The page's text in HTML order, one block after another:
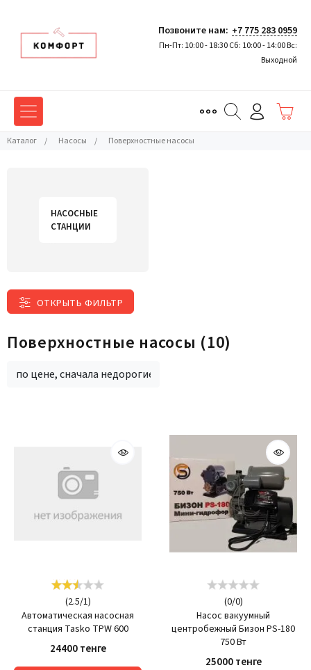
Позвоните нам: +7 775 283 0959
Пн-Пт: 10:00 - 18:30 Сб: 10:00 - 14:00 Вс:
Выходной
Каталог / Насосы / Поверхностные насосы
НАСОСНЫЕ
СТАНЦИИ
ОТКРЫТЬ ФИЛЬТР
Поверхностные насосы (10)
по цене, сначала недорогие
(2.5/1)
Автоматическая насосная
станция Tasko TPW 600
24400 тенге
(0/0)
Насос вакуумный
центробежный Бизон PS-180
750 Вт
25000 тенге